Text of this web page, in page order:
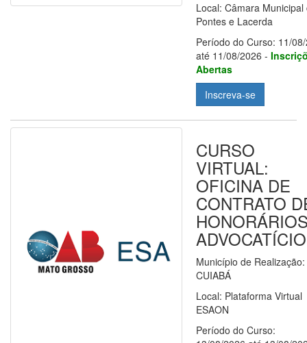
Local: Câmara Municipal
Pontes e Lacerda
Período do Curso: 11/
até 11/08/2026 -
Abertas
Inscreva-se
CURSO
VIRTUAL:
OFICINA DE
CONTRATO
Município de Realização:
CUIABÁ
Local: Plataforma Virtual
ESAON
Período do Curso: